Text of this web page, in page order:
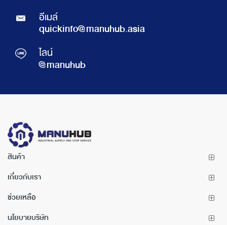
อีเมล์
quickinfo@manuhub.asia
ไลน์
@manuhub
สินค้า
เกี่ยวกับเรา
ช่วยเหลือ
นโยบายบริษัท